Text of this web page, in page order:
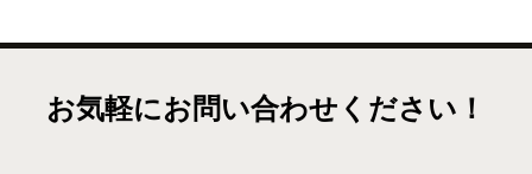
お気軽にお問い合わせください！